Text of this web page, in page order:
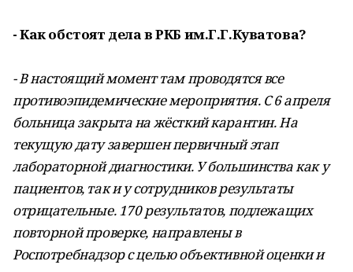
- Как обстоят дела в РКБ им.Г.Г.Куватова?
- В настоящий момент там проводятся все
противоэпидемические мероприятия. С 6 апреля
больница закрыта на жёсткий карантин. На
текущую дату завершен первичный этап
лабораторной диагностики. У большинства как у
пациентов, так и у сотрудников результаты
отрицательные. 170 результатов, подлежащих
повторной проверке, направлены в
Роспотребнадзор с целью объективной оценки и